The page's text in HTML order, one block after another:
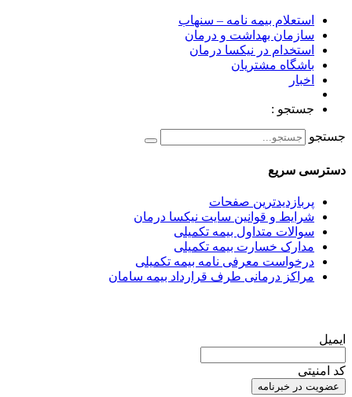
استعلام بیمه نامه – سنهاب
سازمان بهداشت و درمان
استخدام در نیکسا درمان
باشگاه مشتریان
اخبار
جستجو :
جستجو
دسترسی سریع
پربازدیدترین صفحات
شرایط و قوانین سایت نیکسا درمان
سوالات متداول بیمه تکمیلی
مدارک خسارت بیمه تکمیلی
درخواست معرفی نامه بیمه تکمیلی
مراکز درمانی طرف قرارداد بیمه سامان
ایمیل
کد امنیتی